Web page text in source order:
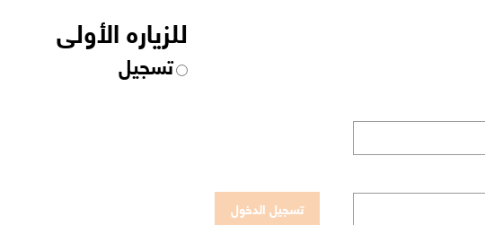
للزياره الأولى
تسجيل